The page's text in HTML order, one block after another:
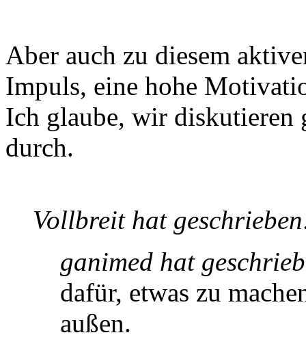
Aber auch zu diesem
Impuls, eine hohe
Ich glaube, wir diskutieren
durch.
Vollbreit hat
ganimed hat
dafür, etwas zu
außen.